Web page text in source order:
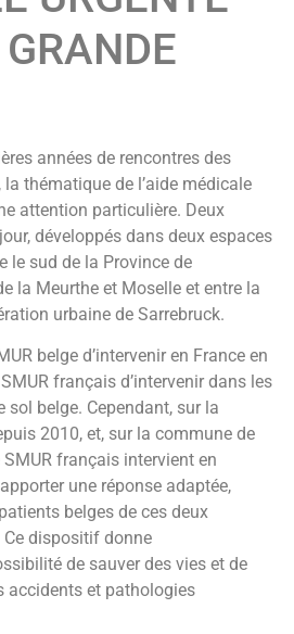
années de rencontres des
thématique de l’aide médicale
attention particulière. Deux
développés dans deux espaces
le sud de la Province de
la Meurthe et Moselle et entre la
urbaine de Sarrebruck.
belge d’intervenir en France en
français d’intervenir dans les
belge. Cependant, sur la
2010, et, sur la commune de
français intervient en
une réponse adaptée,
belges de ces deux
dispositif donne
de sauver des vies et de
accidents et pathologies